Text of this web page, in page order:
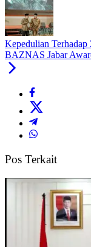
Kepedulian Terhadap
BAZNAS Jabar
Pos Terkait